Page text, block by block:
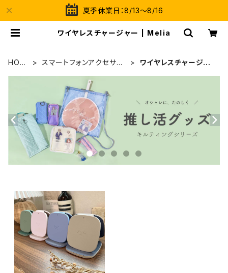
夏季休業日：8/13～8/16
ワイヤレスチャージャー | Melia
HOM
スマートフォンアクセサリ
ワイヤレスチャージャ